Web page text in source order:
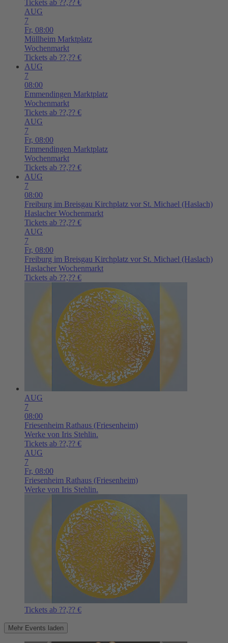
Tickets ab ??,?? €
AUG
7
Fr, 08:00
Müllheim Marktplatz
Wochenmarkt
Tickets ab ??,?? €
AUG
7
08:00
Emmendingen Marktplatz
Wochenmarkt
Tickets ab ??,?? €
AUG
7
Fr, 08:00
Emmendingen Marktplatz
Wochenmarkt
Tickets ab ??,?? €
AUG
7
08:00
Freiburg im Breisgau Kirchplatz vor St. Michael (Haslach)
Haslacher Wochenmarkt
Tickets ab ??,?? €
AUG
7
Fr, 08:00
Freiburg im Breisgau Kirchplatz vor St. Michael (Haslach)
Haslacher Wochenmarkt
Tickets ab ??,?? €
AUG
7
08:00
Friesenheim Rathaus (Friesenheim)
Werke von Iris Stehlin.
Tickets ab ??,?? €
AUG
7
Fr, 08:00
Friesenheim Rathaus (Friesenheim)
Werke von Iris Stehlin.
Tickets ab ??,?? €
Mehr Events laden